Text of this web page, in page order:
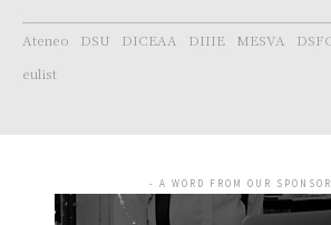
Ateneo DSU DICEAA DIIIE MESVA
eulist
- A WORD FROM OUR